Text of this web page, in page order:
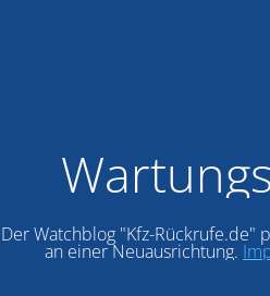
Der Watchblog "Kfz-Rückrufe.de"
an einer Neuausrichtung.